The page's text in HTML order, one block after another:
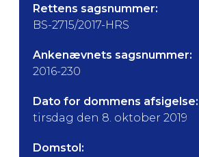
Rettens sagsnummer:
BS-2715/2017-HRS
Ankenævnets sagsnummer:
2016-230
Dato for dommens afsigelse:
tirsdag den 8. oktober 2019
Domstol: